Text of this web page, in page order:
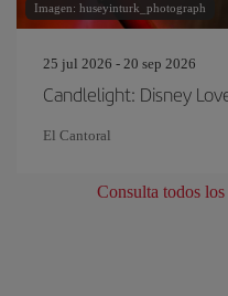
Imagen: huseyinturk_photograph
25 jul 2026 - 20 sep 2026
Candlelight: Disney
El Cantoral
Consulta todos